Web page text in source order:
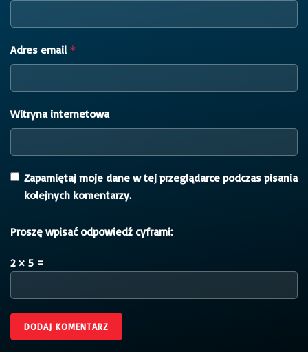
Adres email *
Witryna internetowa
Zapamiętaj moje dane w tej przeglądarce podczas pisania
kolejnych komentarzy.
Proszę wpisać odpowiedź cyframi:
2 × 5 =